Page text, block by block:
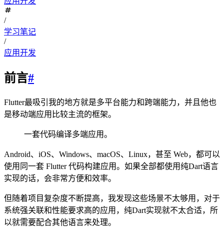
/
学习笔记
/
应用开发
前言#
Flutter最吸引我的地方就是多平台能力和跨端能力，并且他也
是移动端应用比较主流的框架。
一套代码编译多端应用。
Android、iOS、Windows、macOS、Linux，甚至 Web，都可以
使用同一套 Flutter 代码构建应用。如果全部都使用纯Dart语言
实现的话，会非常方便和效率。
但随着项目复杂度不断提高，我发现这些场景不太够用，对于
系统强关联和性能要求高的应用，纯Dart实现就不太合适，所
以就需要配合其他语言来处理。